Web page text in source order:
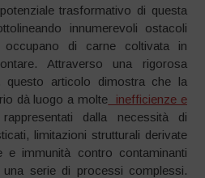
trasformativo di questa
innumerevoli ostacoli
di carne coltivata in
Attraverso una rigorosa
questo articolo dimostra che la
dà luogo a molte inefficienze e
dalla necessità di
limitazioni strutturali derivate
e immunità contro contaminanti
serie di processi complessi.